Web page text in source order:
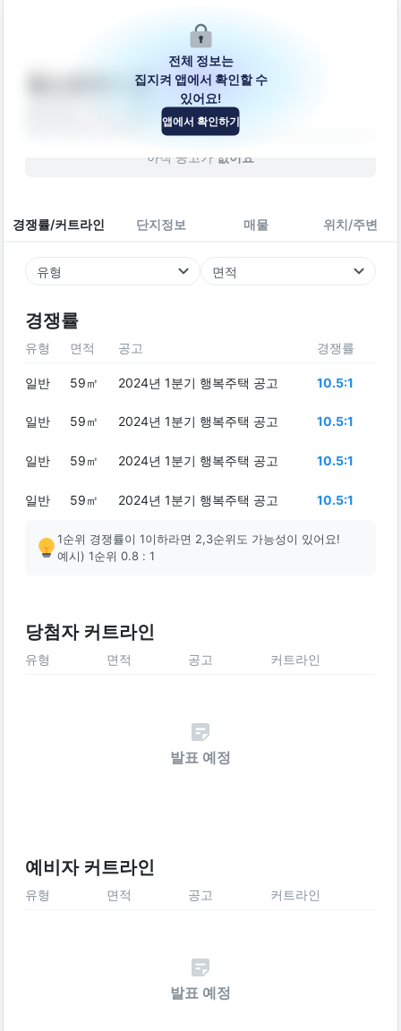
베스트하이룸
울산광역시 중구 내황8길 22
아직 공고가 없어요
경쟁률/커트라인 단지정보 매물 위치/주변
유형 면적
경쟁률
전체 정보는
집지켜 앱에서 확인할 수
있어요!
앱에서 확인하기
유형 면적 공고 경쟁률
일반 59㎡ 2024년 1분기 행복주택 공고 10.5:1
일반 59㎡ 2024년 1분기 행복주택 공고 10.5:1
일반 59㎡ 2024년 1분기 행복주택 공고 10.5:1
일반 59㎡ 2024년 1분기 행복주택 공고 10.5:1
1순위 경쟁률이 1이하라면 2,3순위도 가능성이 있어요!
예시) 1순위 0.8 : 1
당첨자 커트라인
유형 면적 공고 커트라인
발표 예정
예비자 커트라인
유형 면적 공고 커트라인
발표 예정